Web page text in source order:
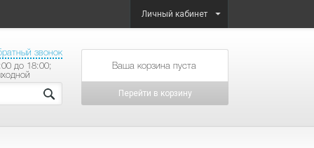
Личный кабинет
звонок
до 18:00;
товаров на сумму
Перейти в корзину